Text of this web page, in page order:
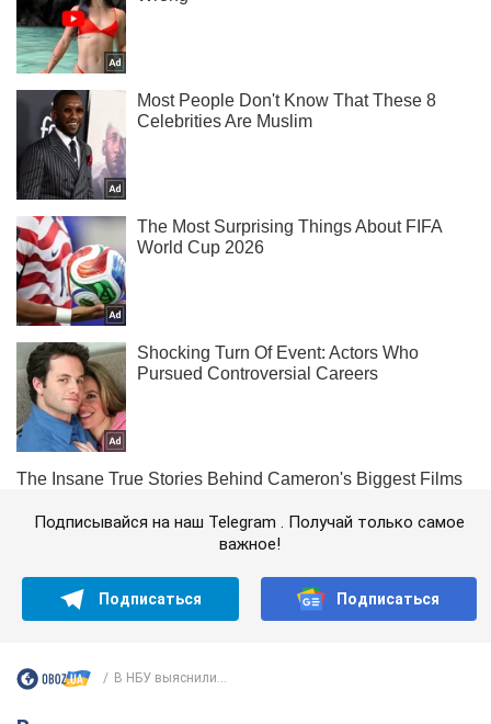
Подписывайся на наш Telegram . Получай только самое
важное!
Подписаться Подписаться
В НБУ выяснили...